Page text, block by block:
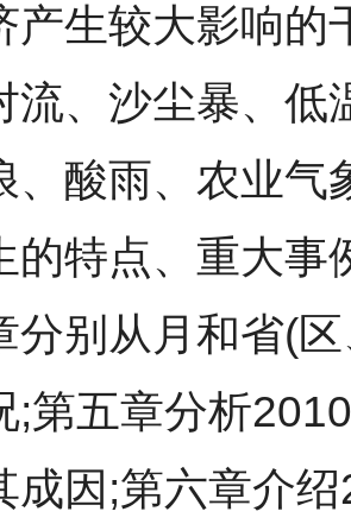
产生较大影响的
流、沙尘暴、低
、酸雨、农业气
的特点、重大事
分别从月和省(
;第五章分析
成因;第六章介